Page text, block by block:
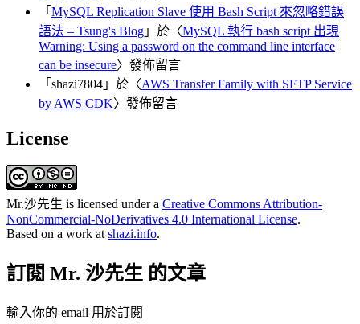
「 MySQL Replication Slave 使用 Bash Script 來忽略錯誤
語法 – Tsung's Blog 」於〈MySQL 執行 bash script 出現
Warning: Using a password on the command line interface
can be insecure〉發佈留言
「 shazi7804 」於〈AWS Transfer Family with SFTP Service
by AWS CDK〉發佈留言
License
Mr.沙先生 is licensed under a Creative Commons Attribution-
NonCommercial-NoDerivatives 4.0 International License.
Based on a work atshazi.info.
訂閱 Mr. 沙先生 的文章
輸入你的 email 用於訂閱